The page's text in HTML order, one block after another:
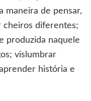
maneira de pensar,
cheiros diferentes;
produzida naquele
vislumbrar
história e